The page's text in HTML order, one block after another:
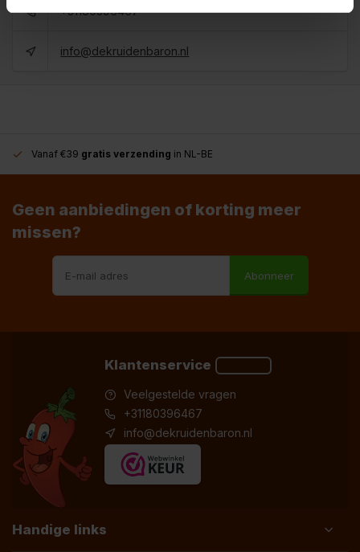
+31180396467
info@dekruidenbaron.nl
Vanaf €39 gratis verzending in NL-BE
Geen aanbiedingen of korting meer
missen?
Abonneer
Klantenservice
Veelgestelde vragen
+31180396467
info@dekruidenbaron.nl
Handige links